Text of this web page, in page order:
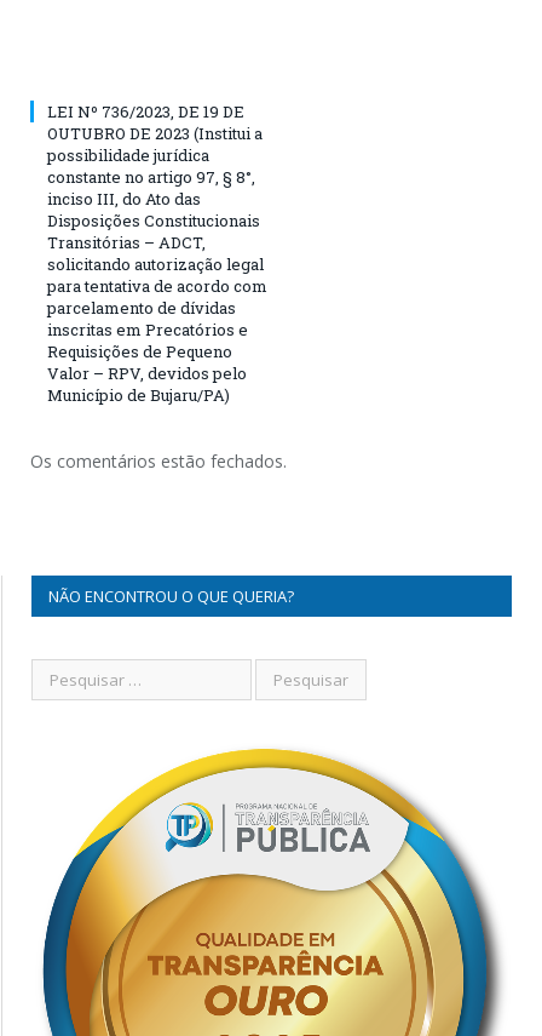
LEI Nº 736/2023, DE 19 DE
OUTUBRO DE 2023 (Institui a
possibilidade jurídica
constante no artigo 97, § 8°,
inciso III, do Ato das
Disposições Constitucionais
Transitórias – ADCT,
solicitando autorização legal
para tentativa de acordo com
parcelamento de dívidas
inscritas em Precatórios e
Requisições de Pequeno
Valor – RPV, devidos pelo
Município de Bujaru/PA)
Os comentários estão fechados.
NÃO ENCONTROU O QUE QUERIA?